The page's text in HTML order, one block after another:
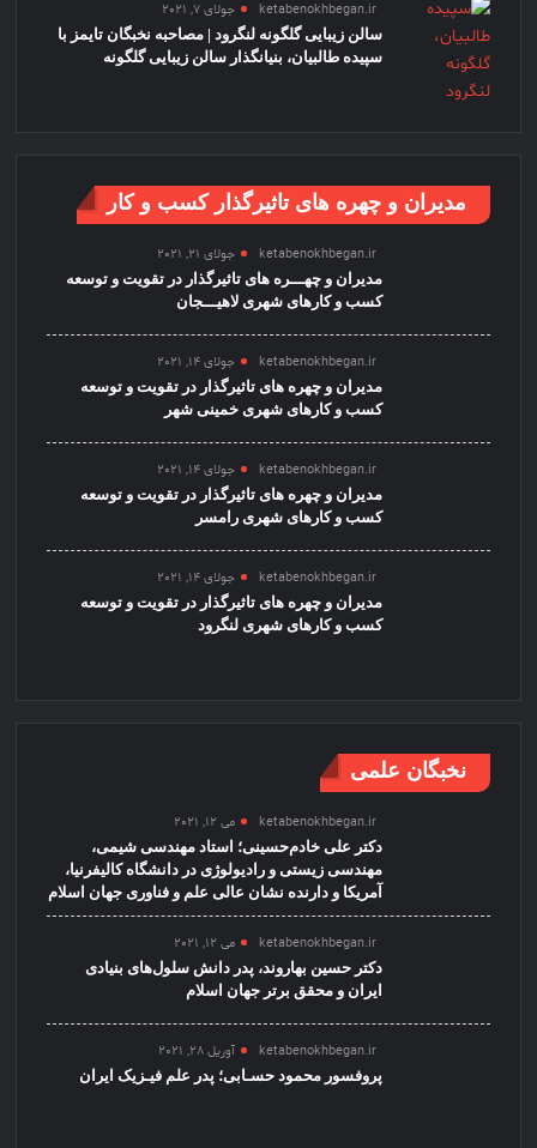
ketabenokhbegan.ir
جولای 7, 2021
سالن زیبایی گلگونه لنگرود | مصاحبه نخبگان تایمز با
سپیده طالبیان، بنیانگذار سالن زیبایی گلگونه
مدیران و چهره های تاثیرگذار کسب و کار
ketabenokhbegan.ir
جولای 21, 2021
مدیران و چهـــره های تاثیرگذار در تقویت و توسعه
کسب و کارهای شهری لاهیـــجان
ketabenokhbegan.ir
جولای 14, 2021
مدیران و چهره های تاثیرگذار در تقویت و توسعه
کسب و کارهای شهری خمینی شهر
ketabenokhbegan.ir
جولای 14, 2021
مدیران و چهره های تاثیرگذار در تقویت و توسعه
کسب و کارهای شهری رامسر
ketabenokhbegan.ir
جولای 14, 2021
مدیران و چهره های تاثیرگذار در تقویت و توسعه
کسب و کارهای شهری لنگرود
نخبگان علمی
ketabenokhbegan.ir
می 12, 2021
دکتر علی خادم‌حسینی؛ استاد مهندسی شیمی،
مهندسی زیستی و رادیولوژی در دانشگاه کالیفرنیا،
آمریکا و دارنده نشان عالی علم و فناوری جهان اسلام
ketabenokhbegan.ir
می 12, 2021
دکتر حسین بهاروند، پدر دانش سلول‌های بنیادی
ایران و محقق برتر جهان اسلام
ketabenokhbegan.ir
آوریل 28, 2021
پروفسور محمود حسـابی؛ پدر علم فیـزیک ایران